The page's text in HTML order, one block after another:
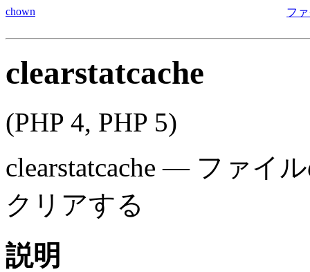
chown フ
clearstatcache
(PHP 4, PHP 5)
clearstatcache — ファイ
クリアする
説明